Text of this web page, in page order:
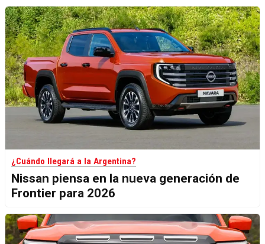
¿Cuándo llegará a la Argentina?
Nissan piensa en la nueva generación de
Frontier para 2026